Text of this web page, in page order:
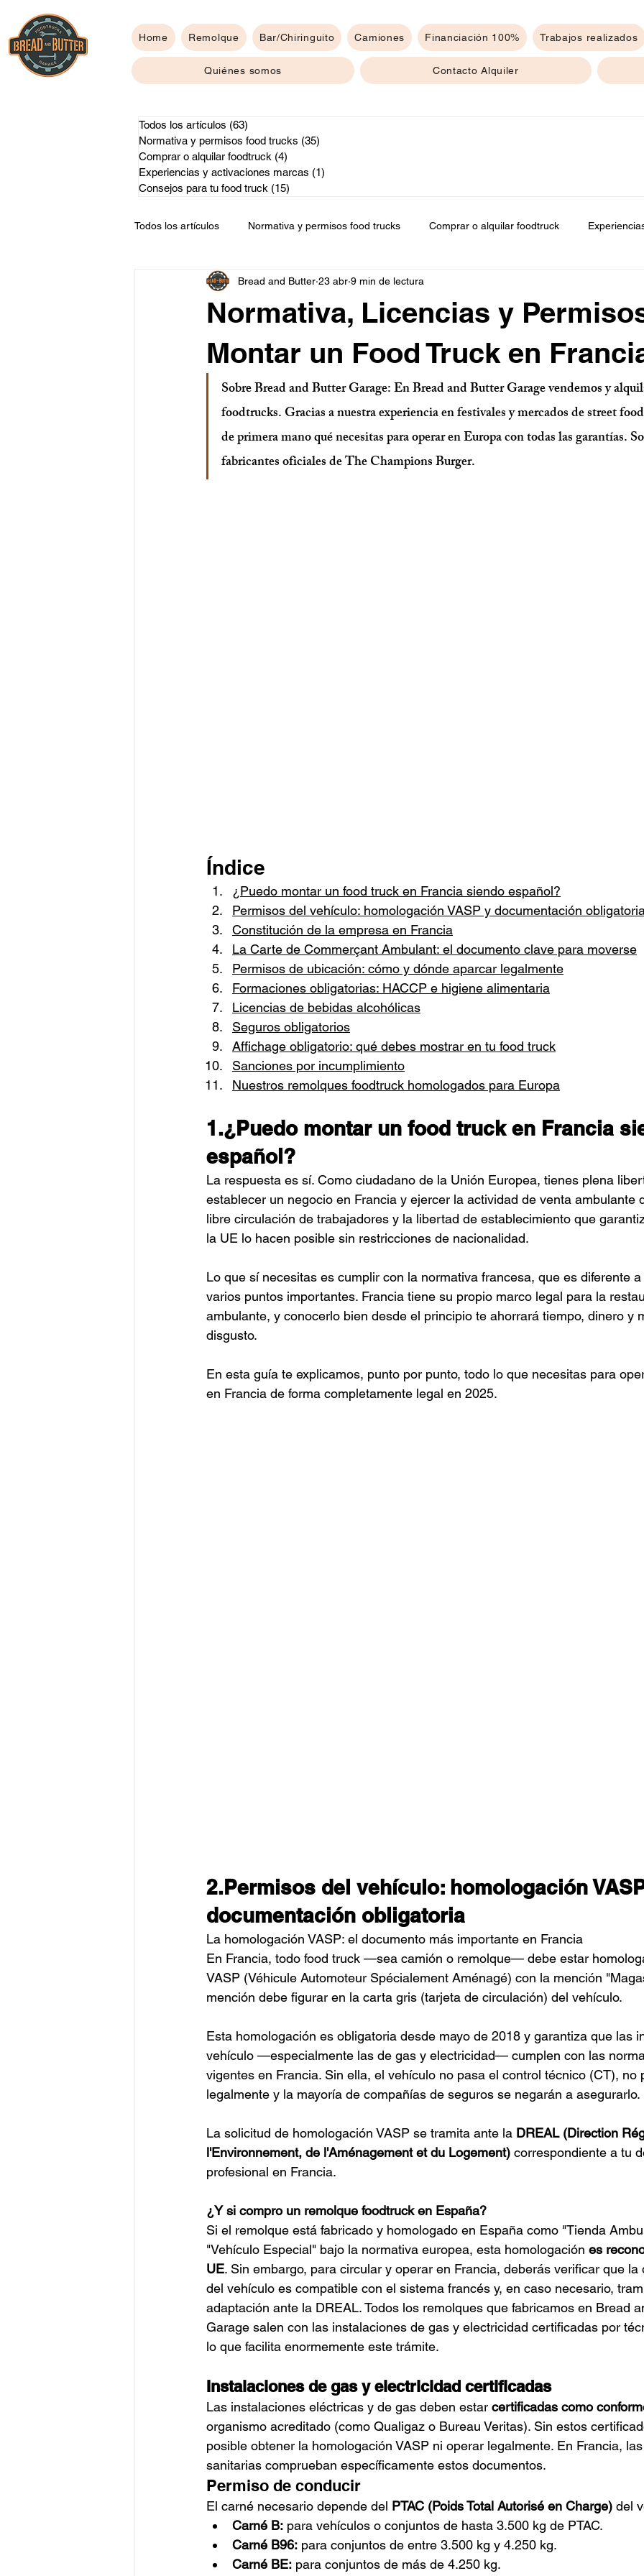
Home Remolque Bar/Chiringuito Camiones Financiación 100% Trabajos realizados
Quiénes somos Contacto Alquiler
Todos los artículos (63)
Normativa y permisos food trucks (35)
Comprar o alquilar foodtruck (4)
Experiencias y activaciones marcas (1)
Consejos para tu food truck (15)
Todos los artículos Normativa y permisos food trucks Comprar o alquilar foodtruck
Consejos para tu food truck
Normativa, Licencias y
Montar un Food Truck en
Bread and Butter 23 abr 9 min de lectura
Sobre Bread and Butter Garage: En Bread and Butter Garage vendemos y
foodtrucks. Gracias a nuestra experiencia en festivales y mercados de street
de primera mano qué necesitas para operar en Europa con todas las garantías.
fabricantes oficiales de The Champions Burger.
Índice
¿Puedo montar un food truck en Francia siendo español?
Permisos del vehículo: homologación VASP y documentación
Constitución de la empresa en Francia
La Carte de Commerçant Ambulant: el documento clave para moverse
Permisos de ubicación: cómo y dónde aparcar legalmente
Formaciones obligatorias: HACCP e higiene alimentaria
Licencias de bebidas alcohólicas
Seguros obligatorios
Affichage obligatorio: qué debes mostrar en tu food truck
Sanciones por incumplimiento
Nuestros remolques foodtruck homologados para Europa
1.¿Puedo montar un food truck en Francia
español?
La respuesta es sí. Como ciudadano de la Unión Europea, tienes plena
establecer un negocio en Francia y ejercer la actividad de venta ambulante
libre circulación de trabajadores y la libertad de establecimiento que
la UE lo hacen posible sin restricciones de nacionalidad.
Lo que sí necesitas es cumplir con la normativa francesa, que es diferente
varios puntos importantes. Francia tiene su propio marco legal para la
ambulante, y conocerlo bien desde el principio te ahorrará tiempo, dinero y
disgusto.
En esta guía te explicamos, punto por punto, todo lo que necesitas para
en Francia de forma completamente legal en 2025.
2.Permisos del vehículo: homologación
documentación obligatoria
La homologación VASP: el documento más importante en Francia
En Francia, todo food truck —sea camión o remolque— debe estar
VASP (Véhicule Automoteur Spécialement Aménagé) con la mención
mención debe figurar en la carta gris (tarjeta de circulación) del vehículo.
Esta homologación es obligatoria desde mayo de 2018 y garantiza que las
vehículo —especialmente las de gas y electricidad— cumplen con las
vigentes en Francia. Sin ella, el vehículo no pasa el control técnico (CT),
legalmente y la mayoría de compañías de seguros se negarán a asegurarlo.
La solicitud de homologación VASP se tramita ante la DREAL (Direction
l'Environnement, de l'Aménagement et du Logement) correspondiente a tu
profesional en Francia.
¿Y si compro un remolque foodtruck en España?
Si el remolque está fabricado y homologado en España como "Tienda
"Vehículo Especial" bajo la normativa europea, esta homologación es
UE. Sin embargo, para circular y operar en Francia, deberás verificar que
del vehículo es compatible con el sistema francés y, en caso necesario,
adaptación ante la DREAL. Todos los remolques que fabricamos en Bread
Garage salen con las instalaciones de gas y electricidad certificadas por
lo que facilita enormemente este trámite.
Instalaciones de gas y electricidad certificadas
Las instalaciones eléctricas y de gas deben estar certificadas como
organismo acreditado (como Qualigaz o Bureau Veritas). Sin estos
posible obtener la homologación VASP ni operar legalmente. En Francia,
sanitarias comprueban específicamente estos documentos.
Permiso de conducir
El carné necesario depende del PTAC (Poids Total Autorisé en Charge) del
Carné B: para vehículos o conjuntos de hasta 3.500 kg de PTAC.
Carné B96: para conjuntos de entre 3.500 kg y 4.250 kg.
Carné BE: para conjuntos de más de 4.250 kg.